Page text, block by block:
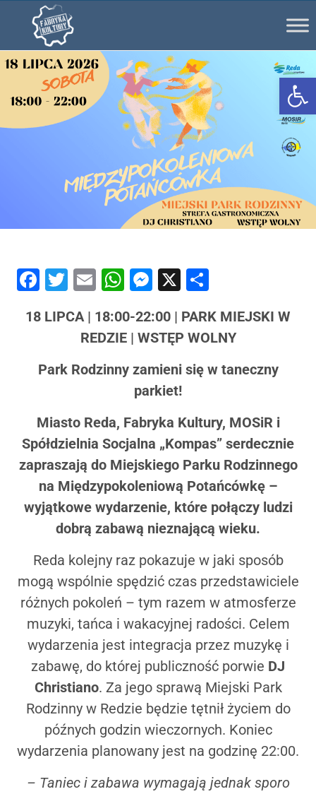
Facebook
Twitter
EmailWhatsApp
Messenger
X
18 LIPCA | 18:00-22:00 | PARK MIEJSKI W
REDZIE | WSTĘP WOLNY
Park Rodzinny zamieni się w taneczny
parkiet!
Miasto Reda, Fabryka Kultury, MOSiR i
Spółdzielnia Socjalna „Kompas” serdecznie
zapraszają do Miejskiego Parku Rodzinnego
na Międzypokoleniową Potańcówkę –
wyjątkowe wydarzenie, które połączy ludzi
dobrą zabawą nieznającą wieku.
Reda kolejny raz pokazuje w jaki spo­sób
mogą wspólnie spędzić czas przed­stawiciele
różnych pokoleń – tym razem w atmosferze
muzyki, tańca i wakacyjnej radości. Celem
wydarzenia jest integracja przez muzykę i
zabawę, do której pu­bliczność porwie DJ
Christiano. Za jego sprawą Miejski Park
Rodzinny w Redzie będzie tętnił życiem do
późnych godzin wieczornych. Koniec
wydarzenia plano­wany jest na godzinę 22:00.
– Taniec i zabawa wymagają jednak sporo